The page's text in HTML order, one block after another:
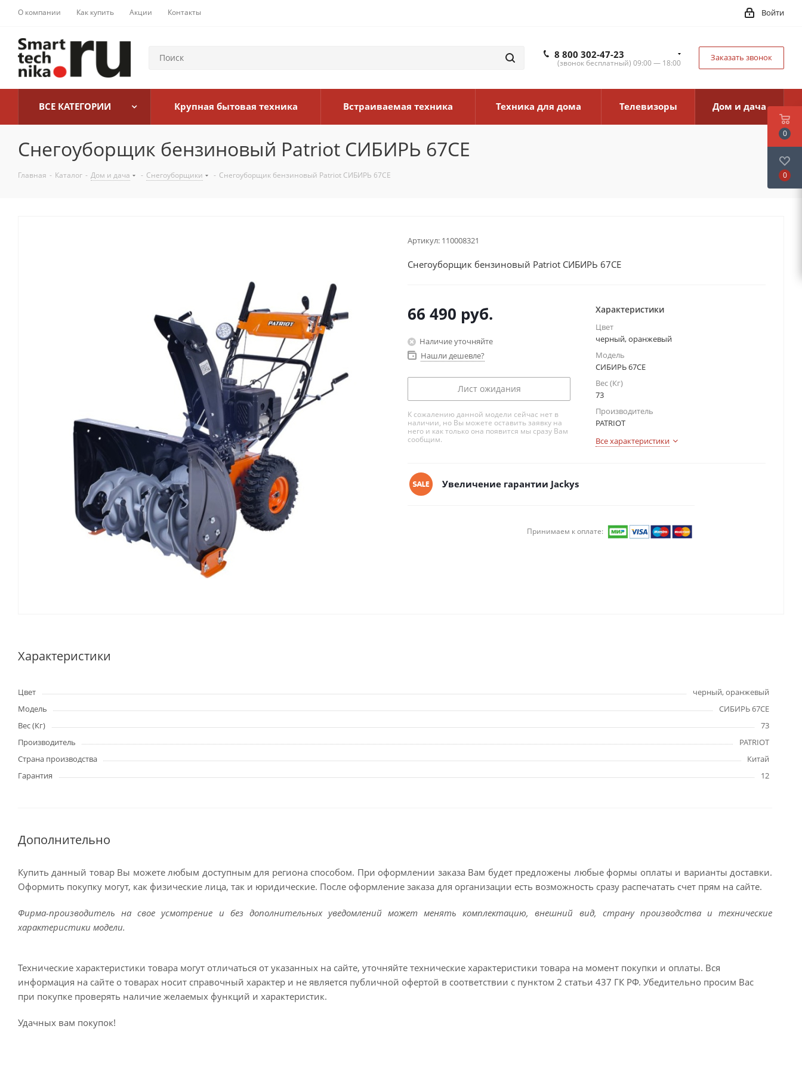
О компании Как купить Акции Контакты Войти
8 800 302-47-23
(звонок бесплатный) 09:00 — 18:00
Заказать звонок
ВСЕ КАТЕГОРИИ Крупная бытовая техника Встраиваемая техника Техника для дома Телевизоры Дом и дача
Снегоуборщик бензиновый Patriot СИБИРЬ 67CE
Главная - Каталог - Дом и дача - Снегоуборщики - Снегоуборщик бензиновый Patriot СИБИРЬ 67CE
Артикул: 110008321
Снегоуборщик бензиновый Patriot СИБИРЬ 67CE
66 490 руб.
Наличие уточняйте
Нашли дешевле?
Лист ожидания
К сожалению данной модели сейчас нет в
наличии, но Вы можете оставить заявку на
него и как только она появится мы сразу Вам
сообщим.
Характеристики
Цвет
черный, оранжевый
Модель
СИБИРЬ 67CE
Вес (Кг)
73
Производитель
PATRIOT
Все характеристики
Увеличение гарантии Jackys
Принимаем к оплате:
Характеристики
Цвет
черный, оранжевый
Модель
СИБИРЬ 67CE
Вес (Кг)
73
Производитель
PATRIOT
Страна производства
Китай
Гарантия
12
Дополнительно
Купить данный товар Вы можете любым доступным для региона способом. При оформлении заказа Вам будет предложены любые формы оплаты и варианты доставки.
Оформить покупку могут, как физические лица, так и юридические. После оформление заказа для организации есть возможность сразу распечатать счет прям на сайте.
Фирма-производитель на свое усмотрение и без дополнительных уведомлений может менять комплектацию, внешний вид, страну производства и технические
характеристики модели.
Технические характеристики товара могут отличаться от указанных на сайте, уточняйте технические характеристики товара на момент покупки и оплаты. Вся
информация на сайте о товарах носит справочный характер и не является публичной офертой в соответствии с пунктом 2 статьи 437 ГК РФ. Убедительно просим Вас
при покупке проверять наличие желаемых функций и характеристик.
Удачных вам покупок!
0
0